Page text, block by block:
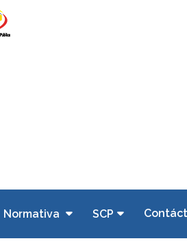
Normativa SCP